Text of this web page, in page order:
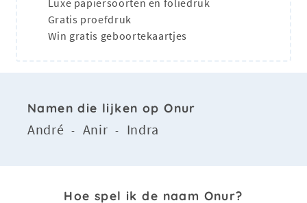
Luxe papiersoorten en foliedruk
Gratis proefdruk
Win gratis geboortekaartjes
Namen die lijken op Onur
André - Anir - Indra
Hoe spel ik de naam Onur?